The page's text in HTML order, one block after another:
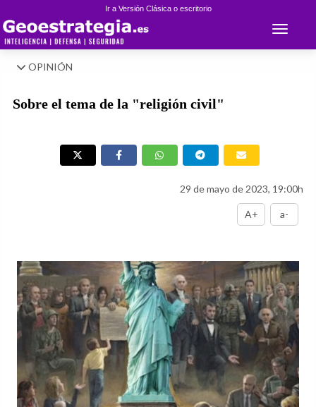
Ir a Versión Clásica o escritorio
Toggle
OPINIÓN
Sobre el tema de la "religión civil"
29 de mayo de 2023, 19:00h
A+ a-